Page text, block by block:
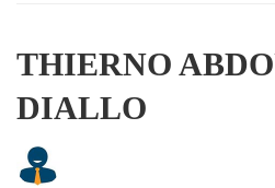
THIERNO
DIALLO